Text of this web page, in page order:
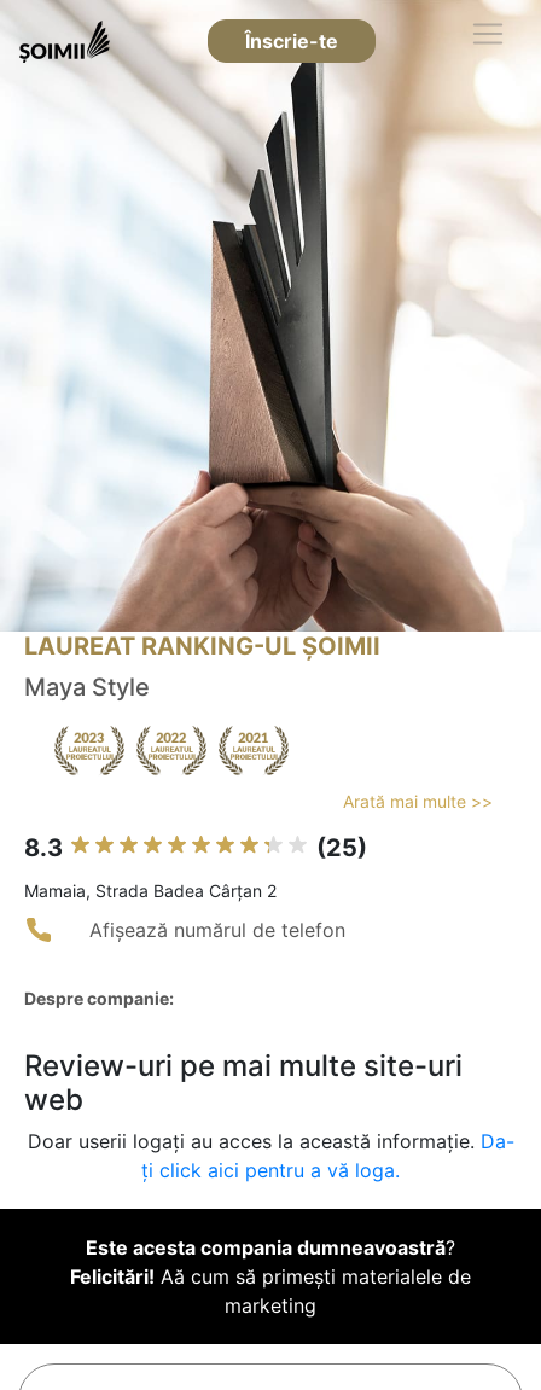
Înscrie-te
LAUREAT RANKING-UL ȘOIMII
Maya Style
Arată mai multe >>
8.3 (25)
Mamaia, Strada Badea Cârțan 2
Afișează numărul de telefon
Despre companie:
Review-uri pe mai multe site-uri
web
Doar userii logați au acces la această informație. Da-
ți click aici pentru a vă loga.
Este acesta compania dumneavoastră?
Felicitări! Aă cum să primești materialele de
marketing